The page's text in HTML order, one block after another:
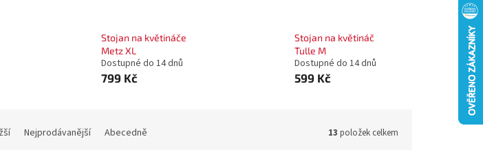
Stojan na květináče
Metz XL
Dostupné do 14 dnů
799 Kč
Stojan na květináč
Tulle M
Dostupné do 14 dnů
599 Kč
Nejprodávanější Abecedně 13 položek celkem